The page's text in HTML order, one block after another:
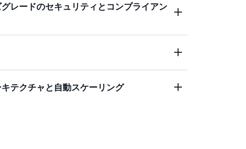
レードのセキュリティとコンプライアン
ルベースアクセスコントロール (RBAC)、Active
人のユーザーにセキュアに配信します。VPC サブ
析、レポートなどの BI アセットへのプログラムに
テクチャと自動スケーリング